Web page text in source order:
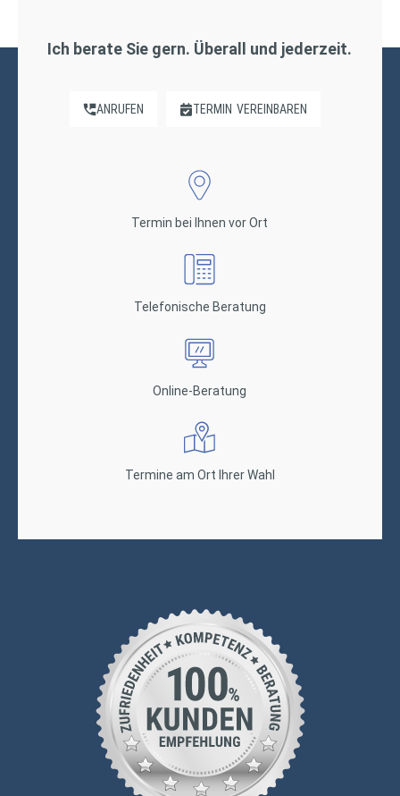
Ich berate Sie gern. Überall und jederzeit.
ANRUFEN TERMIN VEREINBAREN
Termin bei Ihnen vor Ort
Telefonische Beratung
Online-Beratung
Termine am Ort Ihrer Wahl